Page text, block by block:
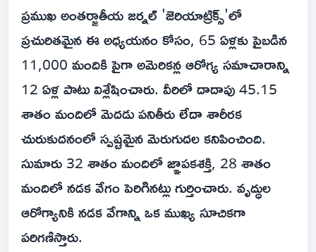
ప్రముఖ అంతర్జాతీయ జర్నల్ 'జెరియాట్రిక్స్'లో
ప్రచురితమైన ఈ అధ్యయనం కోసం, 65 ఏళ్లకు పైబడిన
11,000 మందికి పైగా అమెరికన్ల ఆరోగ్య సమాచారాన్ని
12 ఏళ్ల పాటు విశ్లేషించారు. వీరిలో దాదాపు 45.15
శాతం మందిలో మెదడు పనితీరు లేదా శారీరక
చురుకుదనంలో స్పష్టమైన మెరుగుదల కనిపించింది.
సుమారు 32 శాతం మందిలో జ్ఞాపకశక్తి, 28 శాతం
మందిలో నడక వేగం పెరిగినట్లు గుర్తించారు. వృద్ధుల
ఆరోగ్యానికి నడక వేగాన్ని ఒక ముఖ్య సూచికగా
పరిగణిస్తారు.